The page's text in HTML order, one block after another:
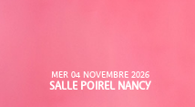
MER 04 NOVEMBRE 2026
SALLE POIREL NANCY